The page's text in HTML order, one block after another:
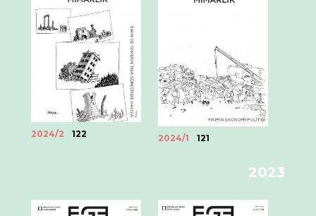
2023
2024/2 122 2024/1 121